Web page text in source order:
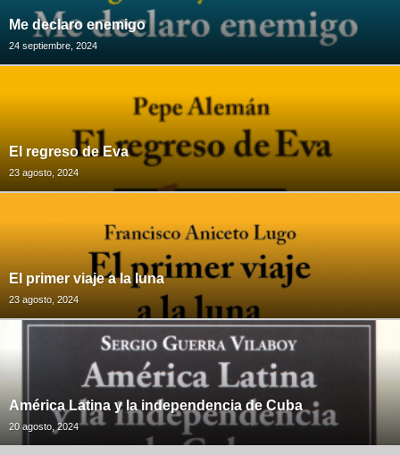
Me declaro enemigo
24 septiembre, 2024
El regreso de Eva
23 agosto, 2024
El primer viaje a la luna
23 agosto, 2024
América Latina y la independencia de Cuba
20 agosto, 2024